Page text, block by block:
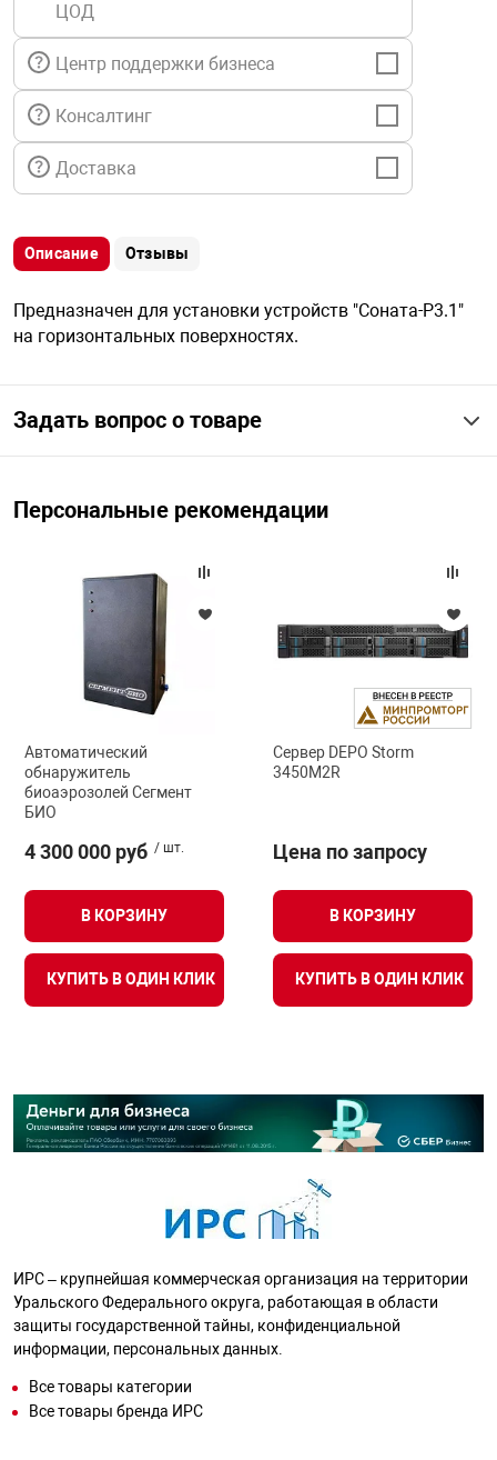
техника
автомобили
информации
ключи
сигнализации
оборудование
ЦОД
Центр поддержки бизнеса
Консалтинг
Доставка
Описание Отзывы
Предназначен для установки устройств "Соната-Р3.1"
на горизонтальных поверхностях.
Задать вопрос о товаре
Персональные рекомендации
Автоматический
обнаружитель
биоаэрозолей Сегмент
БИО
4 300 000 руб / шт.
В КОРЗИНУ
КУПИТЬ В ОДИН КЛИК
Сервер DEPO Storm
3450M2R
Цена по запросу
В КОРЗИНУ
КУПИТЬ В ОДИН КЛИК
ИРС – крупнейшая коммерческая организация на территории
Уральского Федерального округа, работающая в области
защиты государственной тайны, конфиденциальной
информации, персональных данных.
Все товары категории
Все товары бренда ИРС